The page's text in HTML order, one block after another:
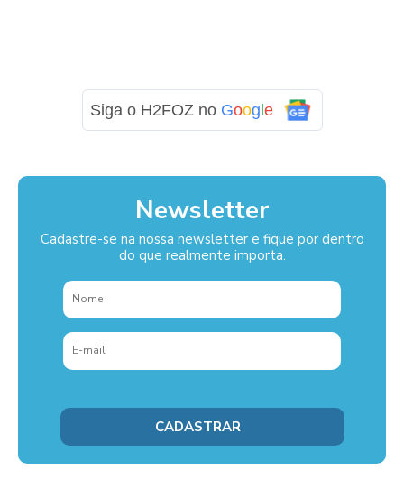
Siga o H2FOZ no Goog e
Newsletter
Cadastre-se na nossa newsletter e fique por dentro
do que realmente importa.